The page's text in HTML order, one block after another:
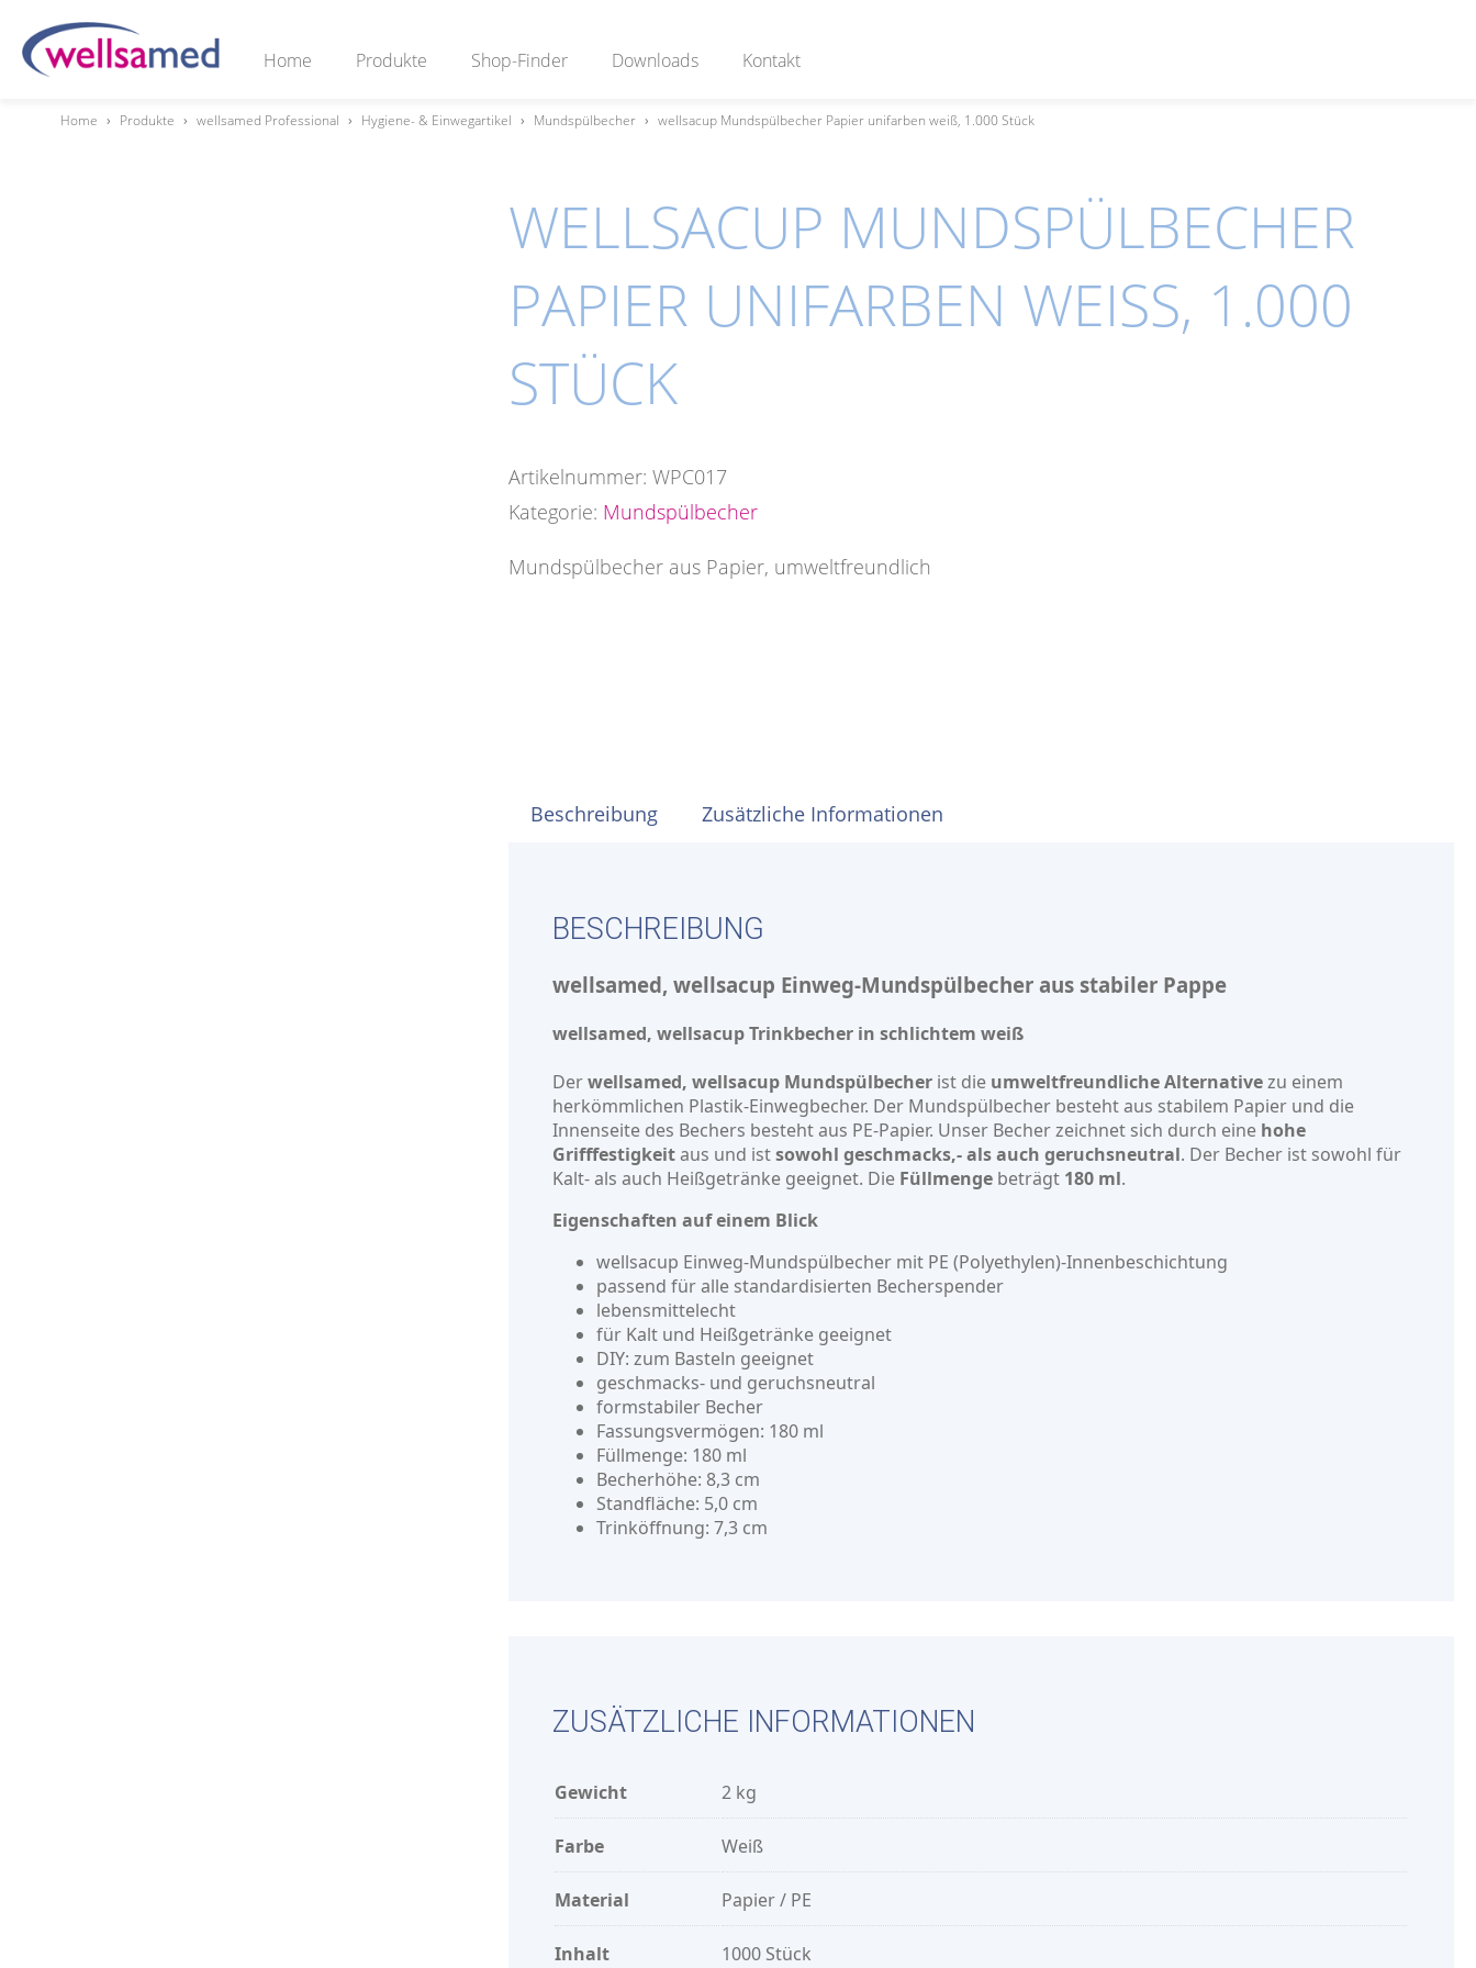
Home Produkte Shop-Finder Downloads Kontakt
Home › Produkte › wellsamed Professional › Hygiene- & Einwegartikel › Mundspülbecher › wellsacup Mundspülbecher Papier unifarben weiß, 1.000 Stück
WELLSACUP MUNDSPÜLBECHER
PAPIER UNIFARBEN WEISS, 1.000 S
TÜCK
Artikelnummer:WPC017
Kategorie: Mundspülbecher
Mundspülbecher aus Papier, umweltfreundlich
Beschreibung Zusätzliche Informationen
BESCHREIBUNG
wellsamed, wellsacup Einweg-Mundspülbecher aus stabiler Pappe
wellsamed, wellsacup Trinkbecher in schlichtem weiß
Derwellsamed, wellsacup Mundspülbecher ist die umweltfreundliche Alternativezu einem
herkömmlichen Plastik-Einwegbecher. Der Mundspülbecher besteht aus stabilem Papier und die
Innenseite des Bechers besteht aus PE-Papier. Unser Becher zeichnet sich durch eine hohe
Grifffestigkeitaus und istsowohl geschmacks,- als auch geruchsneutral. Der Becher ist sowohl für
Kalt- als auch Heißgetränke geeignet. Die Füllmenge beträgt 180 ml.
Eigenschaften auf einem Blick
wellsacup Einweg-Mundspülbecher mit PE (Polyethylen)-Innenbeschichtung
passend für alle standardisierten Becherspender
lebensmittelecht
für Kalt und Heißgetränke geeignet
DIY: zum Basteln geeignet
geschmacks- und geruchsneutral
formstabiler Becher
Fassungsvermögen: 180 ml
Füllmenge: 180 ml
Becherhöhe: 8,3 cm
Standfläche: 5,0 cm
Trinköffnung: 7,3 cm
ZUSÄTZLICHE INFORMATIONEN
Gewicht 2 kg
Farbe Weiß
Material Papier / PE
Inhalt 1000 Stück